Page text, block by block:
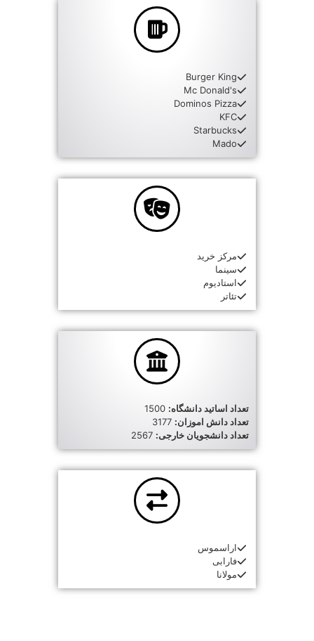
Burger King
Mc Donald's
Dominos Pizza
KFC
Starbucks
Mado
مرکز خرید
سینما
استادیوم
تئاتر
تعداد اساتید دانشگاه:
تعداد دانش اموزان:
تعداد دانشجویان خارجی:
اراسموس
فارابی
مولانا